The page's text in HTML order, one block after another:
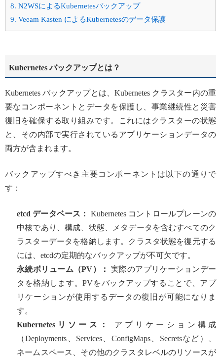
8. N2WSによるKubernetesバックアップ
9. Veeam Kasten によるKubernetesのデータ保護
Kubernetes バックアップとは？
Kubernetes バックアップとは、Kubernetes クラスター内の重
要なコンポーネントとデータを保護し、事業継続性と災害
復旧を確保する取り組みです。これにはクラスターの状態
と、その内部で実行されているアプリケーションデータの
両方が含まれます。
バックアップすべき主要コンポーネントは以下の通りで
す：
etcd データベース：
Kubernetes コントロールプレーンの
中核であり、構成、状態、メタデータを含むすべてのク
ラスターデータを格納します。クラスタ状態を復元する
には、etcdの定期的なバックアップが不可欠です。
永続ボリューム（PV）：
実際のアプリケーションデー
タを格納します。PVをバックアップすることで、アプ
リケーションが使用するデータの復旧が可能になりま
す。
Kubernetesリソース：
アプリケーション構成
（Deployments、Services、ConfigMaps、Secretsなど）、
ネームスペース、その他のクラスタレベルのリソースが